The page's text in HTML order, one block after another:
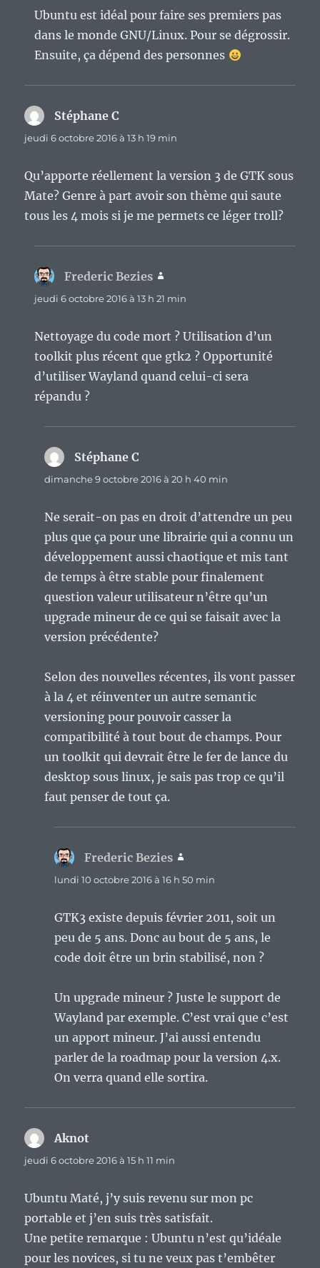
Ubuntu est idéal pour faire ses premiers pas
dans le monde GNU/Linux. Pour se dégrossir.
Ensuite, ça dépend des personnes
Stéphane C
jeudi 6 octobre 2016 à 13 h 19 min
Qu’apporte réellement la version 3 de GTK sous
Mate? Genre à part avoir son thème qui saute
tous les 4 mois si je me permets ce léger troll?
Frederic Bezies
jeudi 6 octobre 2016 à 13 h 21 min
Nettoyage du code mort ? Utilisation d’un
toolkit plus récent que gtk2 ? Opportunité
d’utiliser Wayland quand celui-ci sera
répandu ?
Stéphane C
dimanche 9 octobre 2016 à 20 h 40 min
Ne serait-on pas en droit d’attendre un peu
plus que ça pour une librairie qui a connu un
développement aussi chaotique et mis tant
de temps à être stable pour finalement
question valeur utilisateur n’être qu’un
upgrade mineur de ce qui se faisait avec la
version précédente?
Selon des nouvelles récentes, ils vont passer
à la 4 et réinventer un autre semantic
versioning pour pouvoir casser la
compatibilité à tout bout de champs. Pour
un toolkit qui devrait être le fer de lance du
desktop sous linux, je sais pas trop ce qu’il
faut penser de tout ça.
Frederic Bezies
lundi 10 octobre 2016 à 16 h 50 min
GTK3 existe depuis février 2011, soit un
peu de 5 ans. Donc au bout de 5 ans, le
code doit être un brin stabilisé, non ?
Un upgrade mineur ? Juste le support de
Wayland par exemple. C’est vrai que c’est
un apport mineur. J’ai aussi entendu
parler de la roadmap pour la version 4.x.
On verra quand elle sortira.
Aknot
jeudi 6 octobre 2016 à 15 h 11 min
Ubuntu Maté, j’y suis revenu sur mon pc
portable et j’en suis très satisfait.
Une petite remarque : Ubuntu n’est qu’idéale
pour les novices, si tu ne veux pas t’embêter